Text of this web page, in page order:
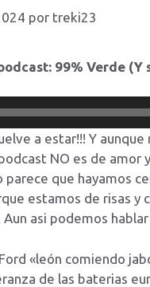
por treki23
99% Verde (Y
a estar!!! Y aunque
NO es de amor
que hayamos
estamos de risas y
asi podemos
«león comiendo
de las baterias